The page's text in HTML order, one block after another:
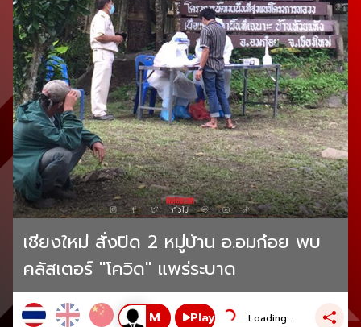
เชียงใหม่ สั่งปิด 2 หมู่บ้าน อ.อมก๋อย พบ
คลัสเตอร์ "โควิด" แพร่ระบาด
Play Loading...